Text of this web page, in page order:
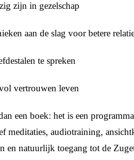
zijn in gezelschap
aan de slag voor betere
te spreken
vertrouwen leven
een boek: het is een
meditaties, audiotraining,
en natuurlijk toegang tot de